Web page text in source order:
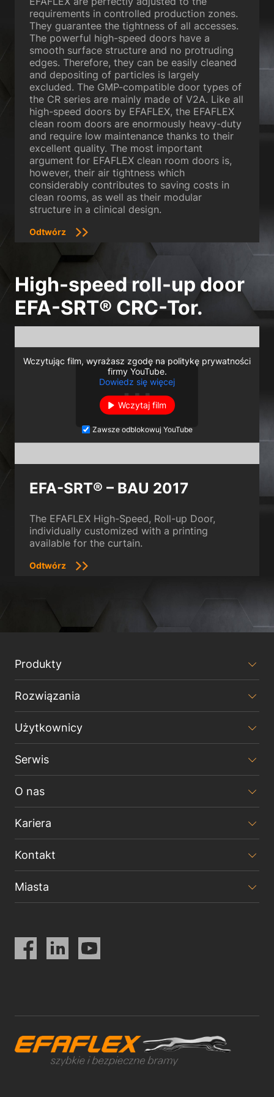
requirements in controlled production zones.
They guarantee the tightness of all accesses.
The powerful high-speed doors have a
smooth surface structure and no protruding
edges. Therefore, they can be easily cleaned
and depositing of particles is largely
excluded. The GMP-compatible door types of
the CR series are mainly made of V2A. Like all
high-speed doors by EFAFLEX, the EFAFLEX
clean room doors are enormously heavy-duty
and require low maintenance thanks to their
excellent quality. The most important
argument for EFAFLEX clean room doors is,
however, their air tightness which
considerably contributes to saving costs in
clean rooms, as well as their modular
structure in a clinical design.
Odtwórz
High-speed roll-up door
EFA-SRT® CRC-Tor.
Wczytując film, wyrażasz zgodę na politykę prywatności
firmy YouTube.
Dowiedz się więcej
Wczytaj film
Zawsze odblokowuj YouTube
EFA-SRT® – BAU 2017
The EFAFLEX High-Speed, Roll-up Door,
individually customized with a printing
available for the curtain.
Odtwórz
Produkty
Rozwiązania
Użytkownicy
Serwis
O nas
Kariera
Kontakt
Miasta
Polityka prywatności